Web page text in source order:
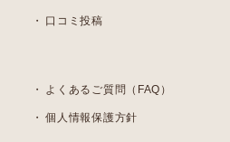
口コミ投稿
よくあるご質問（FAQ）
個人情報保護方針